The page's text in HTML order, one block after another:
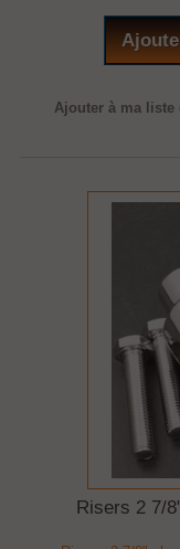
Ajouter à ma liste
Risers 2 7/